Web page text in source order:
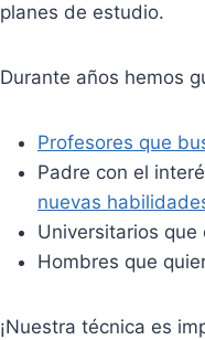
planes de estudio.
Durante años hemos
Profesores que
Padre con el
nuevas
Universitarios que
Hombres que
¡Nuestra técnica es